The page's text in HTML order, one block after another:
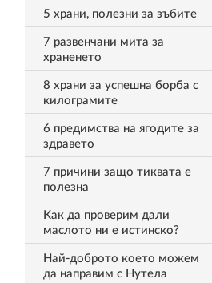
5 храни, полезни за зъбите
7 развенчани мита за
храненето
8 храни за успешна борба с
килограмите
6 предимства на ягодите за
здравето
7 причини защо тиквата е
полезна
Как да проверим дали
маслото ни е истинско?
Най-доброто което можем
да направим с Нутела